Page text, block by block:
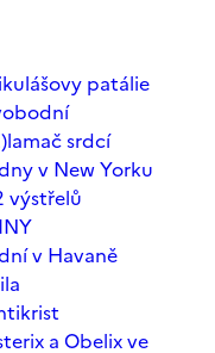
patálie
srdcí
v New Yorku
výstřelů
v Havaně
a Obelix ve